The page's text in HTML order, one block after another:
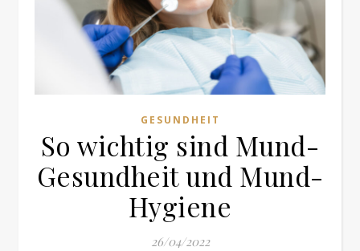
GESUNDHEIT
So wichtig sind Mund-
Gesundheit und Mund-
Hygiene
26/04/2022